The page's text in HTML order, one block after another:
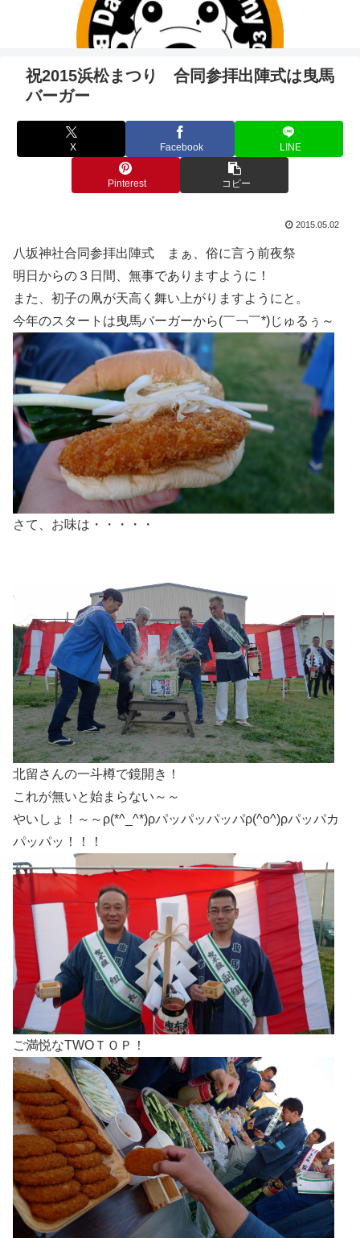
祝2015浜松まつり 合同参拝出陣式は曳馬
バーガー
X Facebook LINE
Pinterest コピー
2015.05.02
八坂神社合同参拝出陣式 まぁ、俗に言う前夜祭
明日からの３日間、無事でありますように！
また、初子の凧が天高く舞い上がりますようにと。
今年のスタートは曳馬バーガーから(￣￢￣*)じゅるぅ～
さて、お味は・・・・・
北留さんの一斗樽で鏡開き！
これが無いと始まらない～～
やいしょ！～～ρ(*^_^*)ρパッパッパッパρ(^o^)ρパッパカ
パッパッ！！！
ご満悦なTWOＴＯＰ！